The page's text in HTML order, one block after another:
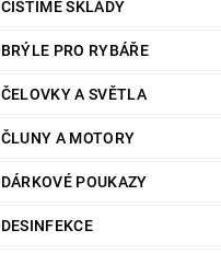
ČISTÍME SKLADY
BRÝLE PRO RYBÁŘE
ČELOVKY A SVĚTLA
ČLUNY A MOTORY
DÁRKOVÉ POUKAZY
DESINFEKCE